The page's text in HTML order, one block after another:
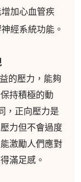
加心血管疾
經系統功能。
的壓力，能夠
持積極的動
，正向壓力是
力但不會過度
激勵人們應對
滿足感。